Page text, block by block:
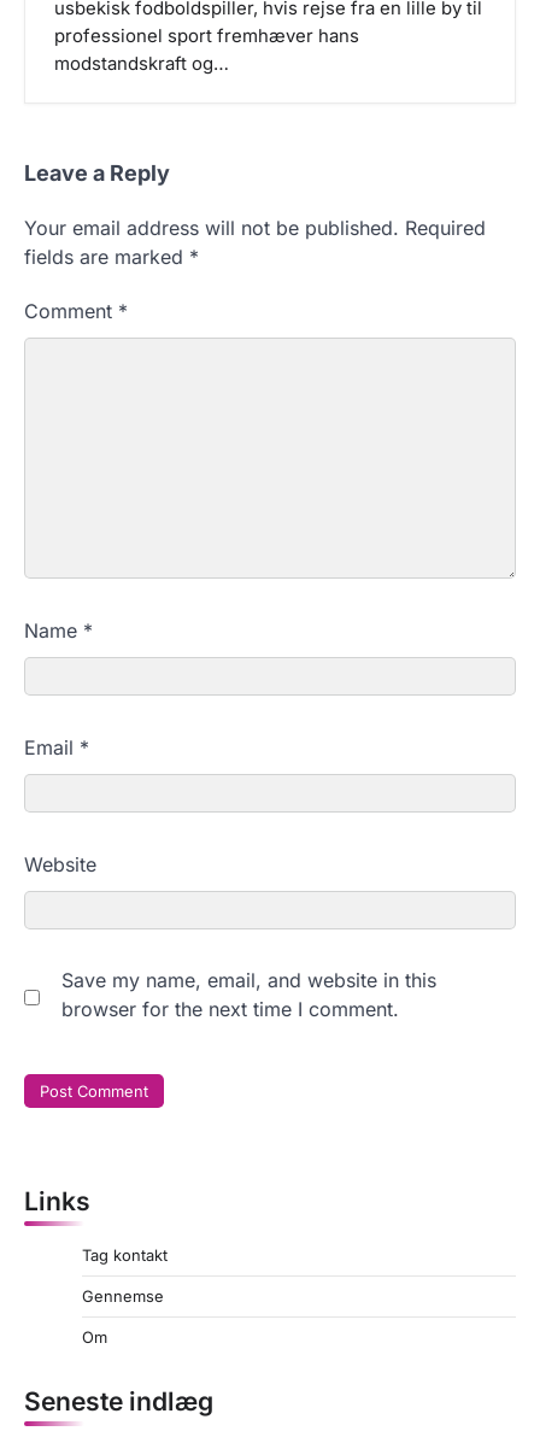
usbekisk fodboldspiller, hvis rejse fra en lille by til
professionel sport fremhæver hans
modstandskraft og…
Leave a Reply
Your email address will not be published. Required
fields are marked *
Comment *
Name *
Email *
Website
Save my name, email, and website in this
browser for the next time I comment.
Links
Tag kontakt
Gennemse
Om
Seneste indlæg